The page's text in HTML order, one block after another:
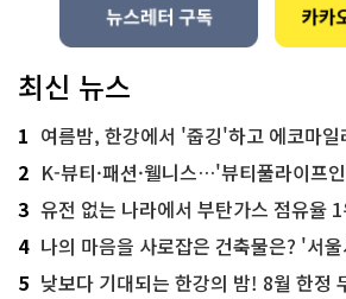
최신 뉴스
1 여름밤, 한강에서 '줍깅'하고 에코마일
2 K-뷰티·패션·웰니스…'뷰티풀라이프인서
3 유전 없는 나라에서 부탄가스 점유율 1
4 나의 마음을 사로잡은 건축물은? '서울시
5 낮보다 기대되는 한강의 밤! 8월 한정 무